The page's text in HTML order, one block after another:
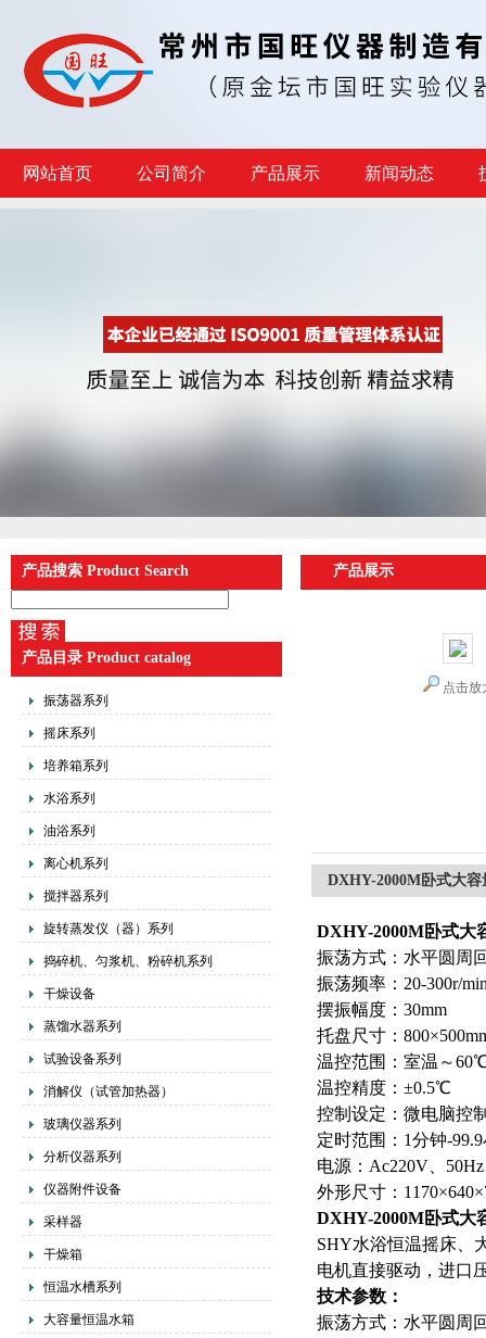
网站首页 公司简介 产品展示 新闻动态
产品搜索 Product Search
产品目录 Product catalog
振荡器系列
摇床系列
培养箱系列
水浴系列
油浴系列
离心机系列
搅拌器系列
旋转蒸发仪（器）系列
捣碎机、匀浆机、粉碎机系列
干燥设备
蒸馏水器系列
试验设备系列
消解仪（试管加热器）
玻璃仪器系列
分析仪器系列
仪器附件设备
采样器
干燥箱
恒温水槽系列
大容量恒温水箱
产品展示
点击放
DXHY-2000M卧式大容
DXHY-2000M卧式大
振荡方式：水平圆周
振荡频率：20-300r/
摆振幅度：30mm
托盘尺寸：
温控范围：室温～
温控精度：±0.5℃
控制设定：微电脑控
定时范围：1分钟-
电源：Ac220V、
外形尺寸：
DXHY-2000M卧式大
SHY水浴恒温摇床、
电机直接驱动，进口
技术参数：
振荡方式：水平圆周